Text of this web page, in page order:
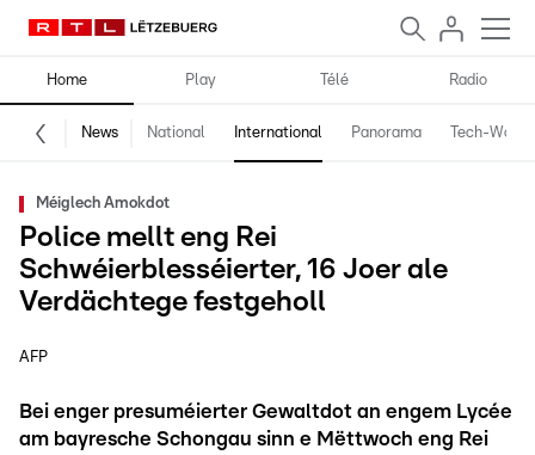
Home Play Télé Radio
News National International Panorama Tech-World
Méiglech Amokdot
Police mellt eng Rei
Schwéierblesséierter, 16 Joer ale
Verdächtege festgeholl
AFP
Bei enger presuméierter Gewaltdot an engem Lycée
am bayresche Schongau sinn e Mëttwoch eng Rei